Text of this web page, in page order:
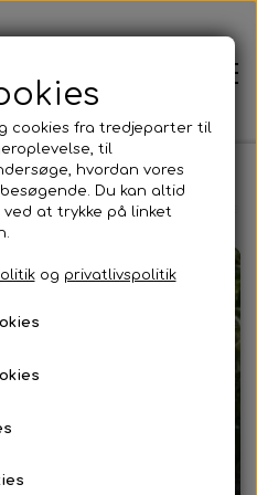
- Healing Bliv et med
cookies fra tredjeparter til
til
hvordan vores
Du kan altid
at trykke på linket
og privatlivspolitik